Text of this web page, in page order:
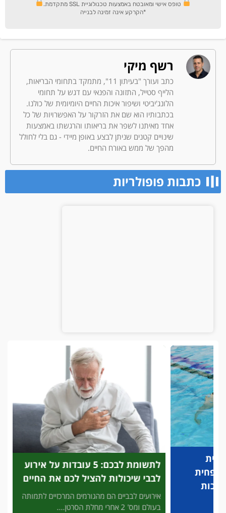
טופס אישי ומאובטח באמצעות טכנולוגיית SSL מתקדמת.
*הקרקע אינה זמינה לבנייה
רשף מיקי
כתב ועורך "בעיתון 11", מתמקד בתחומי הבריאות,
הלייף סטייל, התזונה והפנאי עם דגש על תחומי
הלונג'יביטי ושיפור איכות החיים היומיומית של כולנו.
בכתבותיו הוא שם את הזרקור על האפשרויות של כל
אחד מאיתנו לשפר את בריאותו והרגשתו באמצעות
שינויים קטנים שניתן לבצע באופן מיידי - גם בלי לחולל
מהפך של ממש באורח החיים.
כתבות פופולריות​
לתשומת לבכם: 5 עובדות על אירוע
לבבי שיכולות להציל לכם את החיים
אירועים לבביים הם מהגורמים המרכזיים לתמותה
בעולם ומס' 2 אחרי מחלת הסרטן....